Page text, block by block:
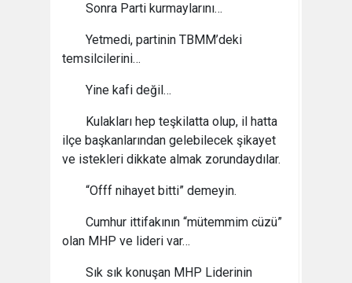
Sonra Parti kurmaylarını…
Yetmedi, partinin TBMM’deki
temsilcilerini…
Yine kafi değil…
Kulakları hep teşkilatta olup, il hatta
ilçe başkanlarından gelebilecek şikayet
ve istekleri dikkate almak zorundaydılar.
“Offf nihayet bitti” demeyin.
Cumhur ittifakının “mütemmim cüzü”
olan MHP ve lideri var…
Sık sık konuşan MHP Liderinin